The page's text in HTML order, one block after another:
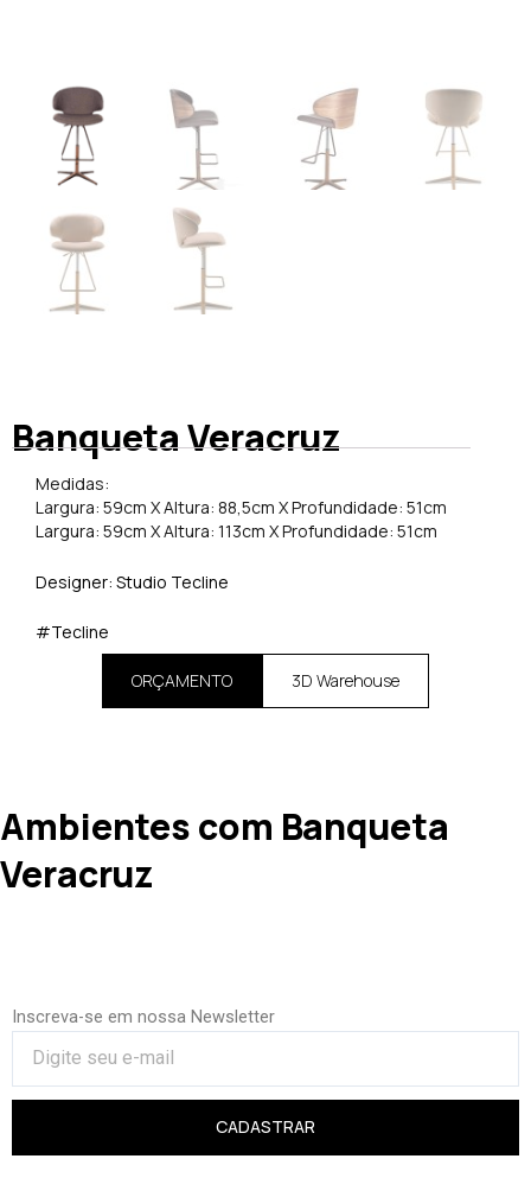
Banqueta Veracruz
Medidas:
Largura: 59cm X Altura: 88,5cm X Profundidade: 51cm
Largura: 59cm X Altura: 113cm X Profundidade: 51cm
Designer: Studio Tecline
#Tecline
ORÇAMENTO 3D Warehouse
Ambientes com Banqueta
Veracruz
Inscreva-se em nossa Newsletter
CADASTRAR